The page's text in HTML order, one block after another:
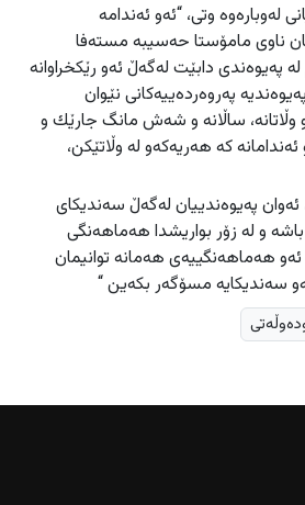
له‌وباره‌وه‌ وتى، “ئه‌و ئه‌ندامه‌
ناوى مامۆستا حه‌سیبه‌ مسته‌فا
په‌یوه‌ندی دابێت له‌گه‌ڵ ئه‌و رێكخراوانه‌
په‌روه‌رده‌ییه‌كانى نێوان
ساڵانه‌ و شه‌ش مانگ جارێك و
كه‌ هه‌ریه‌كه‌و له‌ وڵاتێكن،
ئه‌وان په‌یوه‌ندییان له‌گه‌ڵ سه‌ندیكاى
و له‌ زۆر بواریشدا هه‌ماهه‌نگی
هه‌ماهه‌نگییه‌ى هه‌مانه‌ توانیمان
سه‌ندیكایه‌ مسۆگه‌ر بكه‌ین “